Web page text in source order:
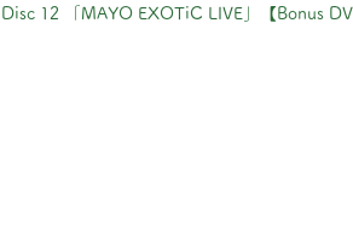
Disc 12 「MAYO EXOTiC LIVE」【Bonus